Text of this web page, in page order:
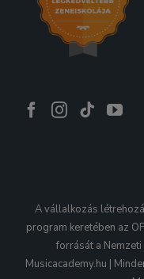
A vállalkozás
program keretében az
forrását a
Musicacademy.hu |